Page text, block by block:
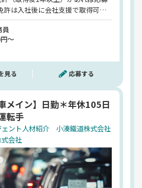
向含む）
動車運送業（乗合バス・観光バ
許は入社後に会社支援で取得可能
修制度で、基礎から実技までしっ
ライバーとしての一歩を不安なく
整っています。月給は23万円以上
実。賞与は年2回・3.0ヶ月分（前
され、頑張りがしっかり収入に反映
。お任せするのは千葉市内を走る路
。地域の交通を支える公共性の高
の言葉をいただく機会も多く、やり
ックと違い荷物の積み降ろしもな
負担も少なめ。年齢を重ねても無
る仕事です。さらに、福利厚生もユ
道・小湊バスの乗り放題」や「千
」など、ちょっとした特典が日々
員
～
見る 応募する
メイン】日勤＊年休105日
転手
ェント人材紹介 小湊鐵道株式会社
会社